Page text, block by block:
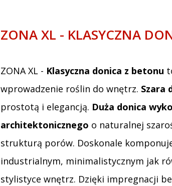
ZONA XL - KLASYCZNA
ZONA XL - Klasyczna donica z betonu
wprowadzenie roślin do wnętrz. Szara
prostotą i elegancją. Duża donica
architektonicznego o naturalnej
strukturą porów. Doskonale
industrialnym, minimalistycznym jak
stylistyce wnętrz. Dzięki impregnacji